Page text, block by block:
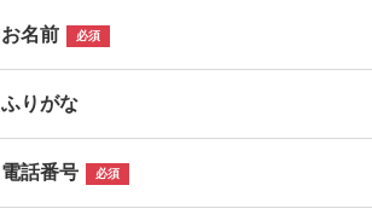
お名前 必須
ふりがな
電話番号 必須